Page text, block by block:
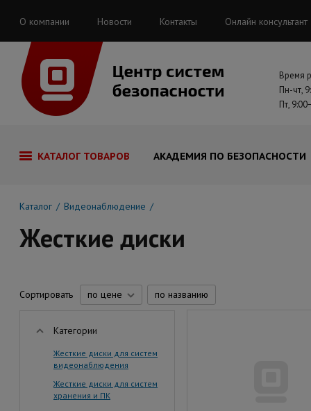
О компании Новости Контакты Онлайн консультант
Время
Пн-чт,
Пт,
КАТАЛОГ ТОВАРОВ АКАДЕМИЯ ПО БЕЗОПАСНОСТИ
Каталог Видеонаблюдение
Жесткие диски
Сортировать по цене по названию
Категории
Жесткие диски для систем
видеонаблюдения
Жесткие диски для систем
хранения и ПК